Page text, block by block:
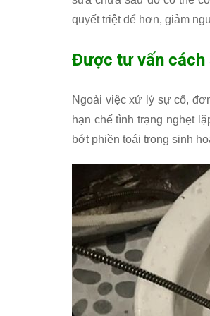
quyết triệt để hơn, giảm
Được tư vấn cách
Ngoài việc xử lý sự cố,
hạn chế tình trạng nghẹt
bớt phiền toái trong sinh